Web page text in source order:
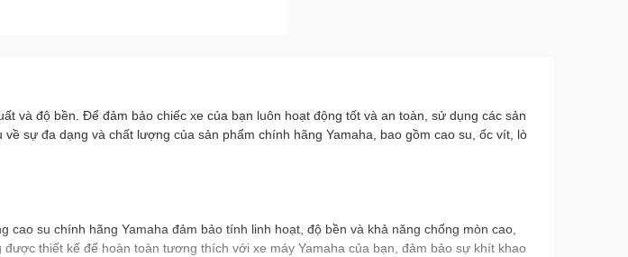
và độ bền. Để đảm bảo chiếc xe của bạn luôn hoạt động tốt và an toàn, sử dụng các sản
sự đa dạng và chất lượng của sản phẩm chính hãng Yamaha, bao gồm cao su, ốc vít, lò
su chính hãng Yamaha đảm bảo tính linh hoạt, độ bền và khả năng chống mòn cao,
thiết kế để hoàn toàn tương thích với xe máy Yamaha của bạn, đảm bảo sự khít khao